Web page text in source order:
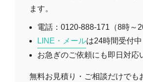
ます。
電話：0120-888-171（8時～
LINE・メールは24時間受付中
お急ぎのご依頼にも即日対応
無料お見積り・ご相談だけでも